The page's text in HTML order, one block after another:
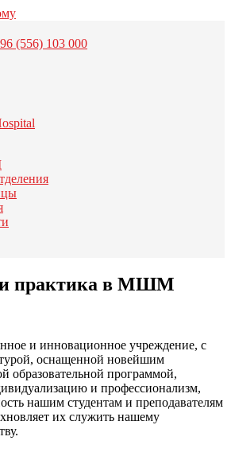
(556) 103 000
практика в МШМ
и инновационное учреждение, с
оснащенной новейшим
образовательной программой,
и профессионализм,
нашим студентам и преподавателям
их служить нашему